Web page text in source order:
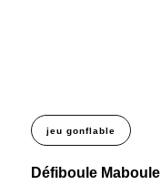
jeu gonflable
Défiboule Maboule